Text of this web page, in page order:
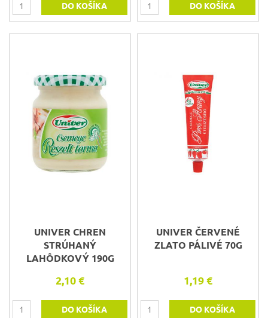
DO KOŠÍKA DO KOŠÍKA
UNIVER CHREN
STRÚHANÝ
LAHÔDKOVÝ 190G
2,10 €
DO KOŠÍKA
UNIVER ČERVENÉ
ZLATO PÁLIVÉ 70G
1,19 €
DO KOŠÍKA